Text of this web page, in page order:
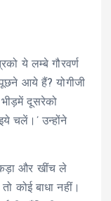
ये लम्बे गौरवर्ण
आये हैं? योगीजी
दूसरेको
चलें।’ उन्होंने
और खींच ले
कोई बाधा नहीं।